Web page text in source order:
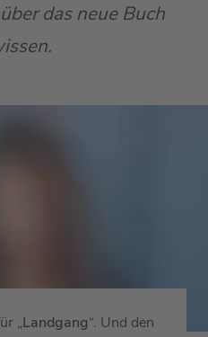
das neue Buch
„Landgang“. Und den